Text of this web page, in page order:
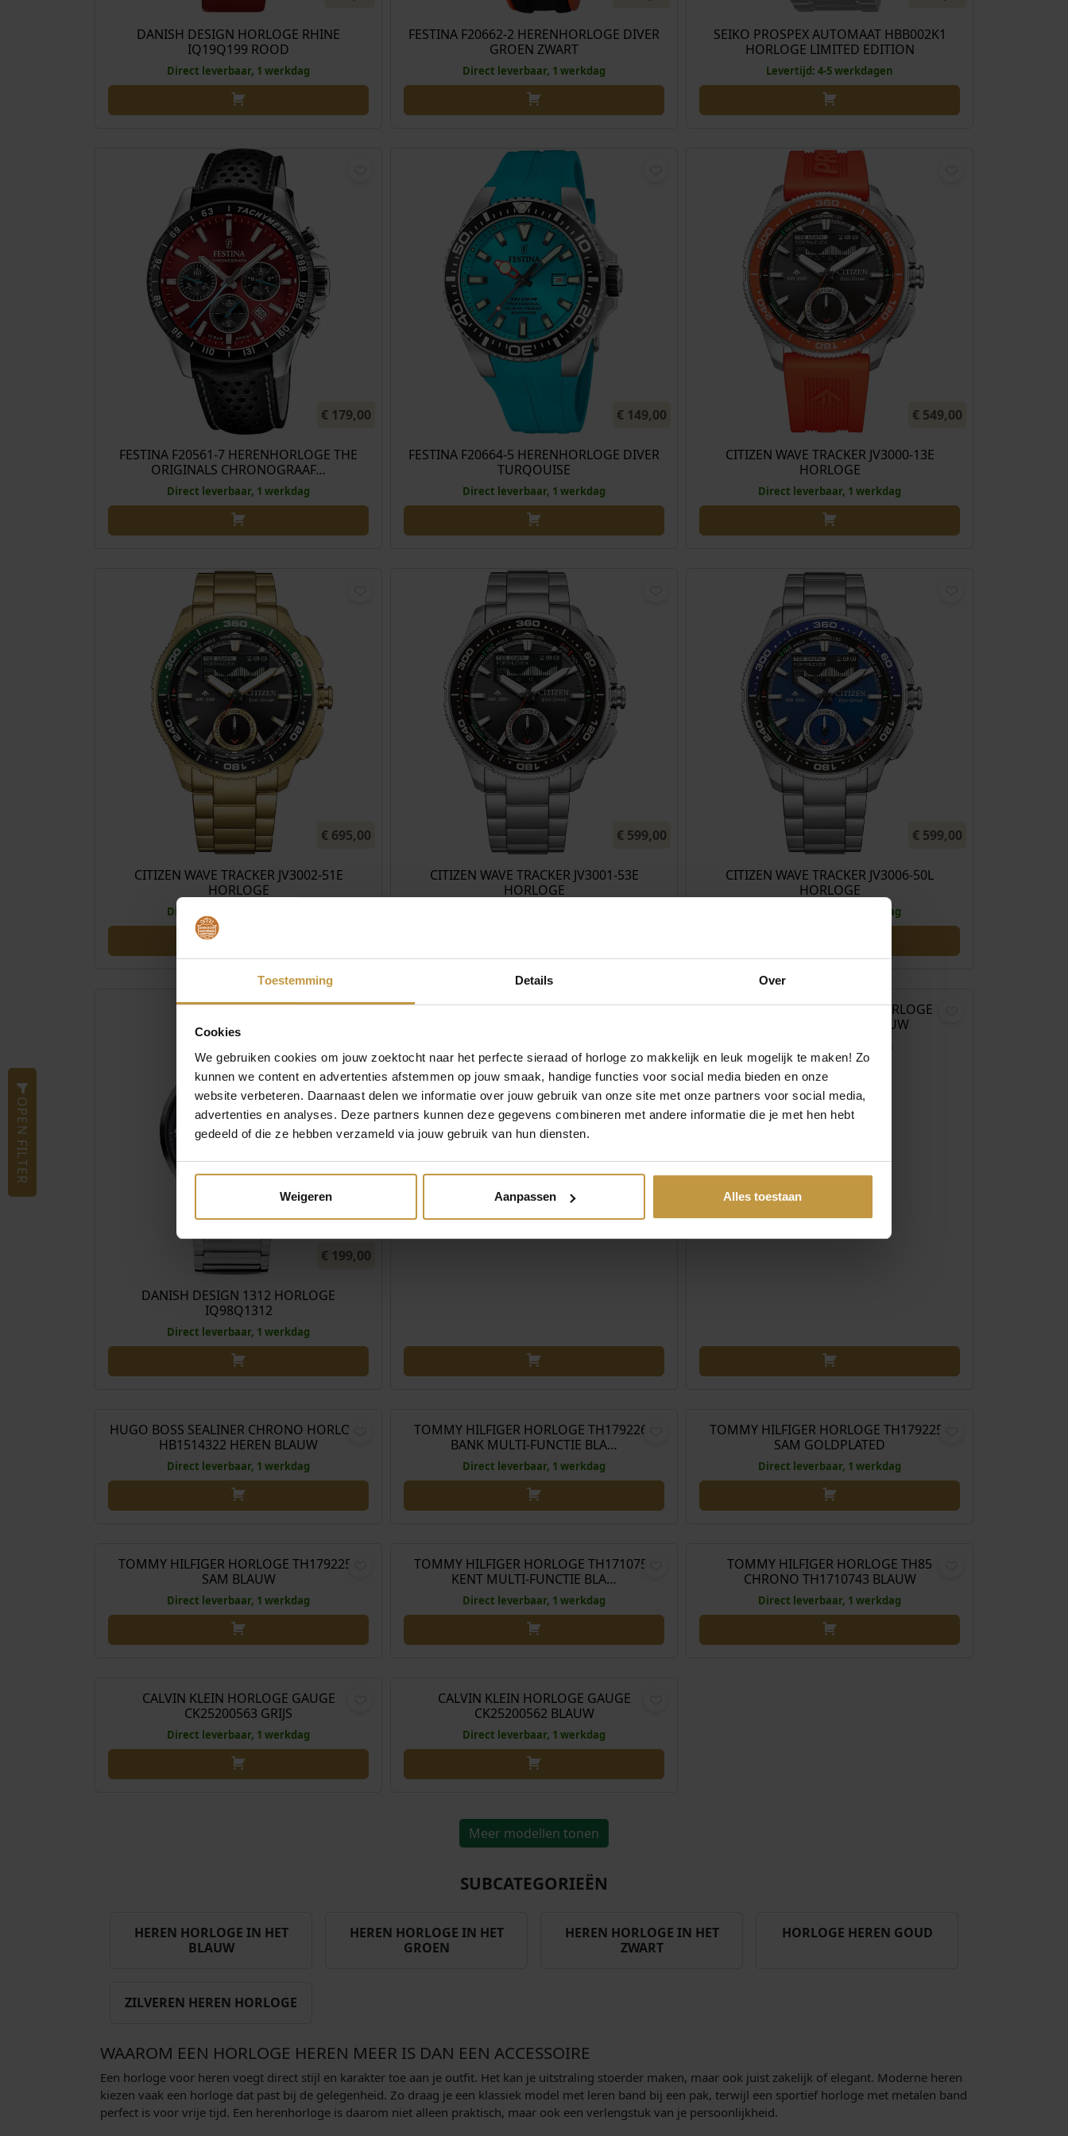
Toestemming Details Over
Cookies
We gebruiken cookies om jouw zoektocht naar het perfecte sieraad of horloge zo makkelijk en leuk mogelijk te maken! Zo
kunnen we content en advertenties afstemmen op jouw smaak, handige functies voor social media bieden en onze
website verbeteren. Daarnaast delen we informatie over jouw gebruik van onze site met onze partners voor social media,
advertenties en analyses. Deze partners kunnen deze gegevens combineren met andere informatie die je met hen hebt
gedeeld of die ze hebben verzameld via jouw gebruik van hun diensten.
Weigeren Aanpassen Alles toestaan
OPEN FILTER
DANISH DESIGN HORLOGE RHINE
IQ19Q199 ROOD
Direct leverbaar, 1 werkdag
FESTINA F20662-2 HERENHORLOGE DIVER
GROEN ZWART
Direct leverbaar, 1 werkdag
SEIKO PROSPEX AUTOMAAT HBB002K1
HORLOGE LIMITED EDITION
Levertijd: 4-5 werkdagen
€ 179,00
FESTINA F20561-7 HERENHORLOGE THE
ORIGINALS CHRONOGRAAF…
Direct leverbaar, 1 werkdag
€ 149,00
FESTINA F20664-5 HERENHORLOGE DIVER
TURQOUISE
Direct leverbaar, 1 werkdag
€ 549,00
CITIZEN WAVE TRACKER JV3000-13E
HORLOGE
Direct leverbaar, 1 werkdag
€ 695,00
CITIZEN WAVE TRACKER JV3002-51E
HORLOGE
Direct leverbaar, 1 werkdag
€ 599,00
CITIZEN WAVE TRACKER JV3001-53E
HORLOGE
€ 599,00
CITIZEN WAVE TRACKER JV3006-50L
HORLOGE
Direct leverbaar, 1 werkdag
€ 199,00
DANISH DESIGN 1312 HORLOGE
IQ98Q1312
Direct leverbaar, 1 werkdag
SEIKO PROSPEX AUTOMAAT HBB001K1
HUGO BOSS CHESWICK HORLOGE
HB1514309 HEREN BLAUW
Levertijd: 2-3 werkdagen
HUGO BOSS SEALINER CHRONO HORLOGE
HB1514322 HEREN BLAUW
Direct leverbaar, 1 werkdag
TOMMY HILFIGER HORLOGE TH1792261
BANK MULTI-FUNCTIE BLA…
Direct leverbaar, 1 werkdag
TOMMY HILFIGER HORLOGE TH1792254
SAM GOLDPLATED
Direct leverbaar, 1 werkdag
TOMMY HILFIGER HORLOGE TH1792253
SAM BLAUW
Direct leverbaar, 1 werkdag
TOMMY HILFIGER HORLOGE TH1710755
KENT MULTI-FUNCTIE BLA…
Direct leverbaar, 1 werkdag
TOMMY HILFIGER HORLOGE TH85
CHRONO TH1710743 BLAUW
Direct leverbaar, 1 werkdag
CALVIN KLEIN HORLOGE GAUGE
CK25200563 GRIJS
Direct leverbaar, 1 werkdag
CALVIN KLEIN HORLOGE GAUGE
CK25200562 BLAUW
Direct leverbaar, 1 werkdag
Meer modellen tonen
SUBCATEGORIEËN
HEREN HORLOGE IN HET
BLAUW
HEREN HORLOGE IN HET
GROEN
HEREN HORLOGE IN HET
ZWART
HORLOGE HEREN GOUD
ZILVEREN HEREN HORLOGE
WAAROM EEN HORLOGE HEREN MEER IS DAN EEN ACCESSOIRE
Een horloge voor heren voegt direct stijl en karakter toe aan je outfit. Het kan je uitstraling stoerder maken, maar ook juist zakelijk of elegant. Moderne heren
kiezen vaak een horloge dat past bij de gelegenheid. Zo draag je een klassiek model met leren band bij een pak, terwijl een sportief horloge met metalen band
perfect is voor vrije tijd. Een herenhorloge is daarom niet alleen praktisch, maar ook een verlengstuk van je persoonlijkheid.